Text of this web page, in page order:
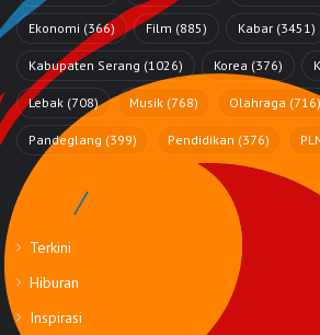
Ekonomi (366) Film (885) Kabar (3451)
Kabupaten Serang (1026) Korea (376)
Lebak (708) Musik (768) Olahraga (716)
Pandeglang (399) Pendidikan (376)
Rubrik
Terkini
Hiburan
Inspirasi